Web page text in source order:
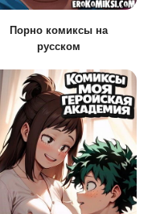
Порно комиксы на
русском